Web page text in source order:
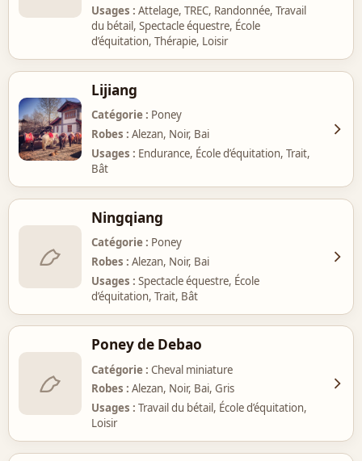
Usages
Attelage, TREC, Randonnée, Travail
du bétail, Spectacle équestre, École
d’équitation, Thérapie, Loisir
Lijiang
Catégorie
Poney
Robes
Alezan, Noir, Bai
Usages
Endurance, École d’équitation, Trait,
Bât
Ningqiang
Catégorie
Poney
Robes
Alezan, Noir, Bai
Usages
Spectacle équestre, École
d’équitation, Trait, Bât
Poney de Debao
Catégorie Cheval miniature
Robes
Alezan, Noir, Bai, Gris
Usages
Travail du bétail, École d’équitation,
Loisir